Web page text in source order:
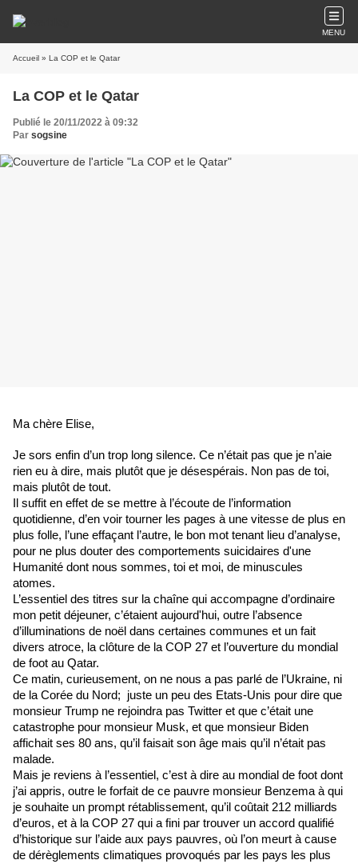
MENU
Accueil » La COP et le Qatar
La COP et le Qatar
Publié le 20/11/2022 à 09:32
Par sogsine
Ma chère Elise,
Je sors enfin d’un trop long silence. Ce n’était pas que je n’aie
rien eu à dire, mais plutôt que je désespérais. Non pas de toi,
mais plutôt de tout.
Il suffit en effet de se mettre à l’écoute de l’information
quotidienne, d’en voir tourner les pages à une vitesse de plus en
plus folle, l’une effaçant l’autre, le bon mot tenant lieu d’analyse,
pour ne plus douter des comportements suicidaires d'une
Humanité dont nous sommes, toi et moi, de minuscules
atomes.
L’essentiel des titres sur la chaîne qui accompagne d’ordinaire
mon petit déjeuner, c’étaient aujourd'hui, outre l’absence
d’illuminations de noël dans certaines communes et un fait
divers atroce, la clôture de la COP 27 et l’ouverture du mondial
de foot au Qatar.
Ce matin, curieusement, on ne nous a pas parlé de l’Ukraine, ni
de la Corée du Nord;  juste un peu des Etats-Unis pour dire que
monsieur Trump ne rejoindra pas Twitter et que c’était une
catastrophe pour monsieur Musk, et que monsieur Biden
affichait ses 80 ans, qu’il faisait son âge mais qu’il n’était pas
malade.
Mais je reviens à l’essentiel, c’est à dire au mondial de foot dont
j’ai appris, outre le forfait de ce pauvre monsieur Benzema à qui
je souhaite un prompt rétablissement, qu’il coûtait 212 milliards
d’euros, et à la COP 27 qui a fini par trouver un accord qualifié
d’historique sur l’aide aux pays pauvres, où l’on meurt à cause
de dérèglements climatiques provoqués par les pays les plus